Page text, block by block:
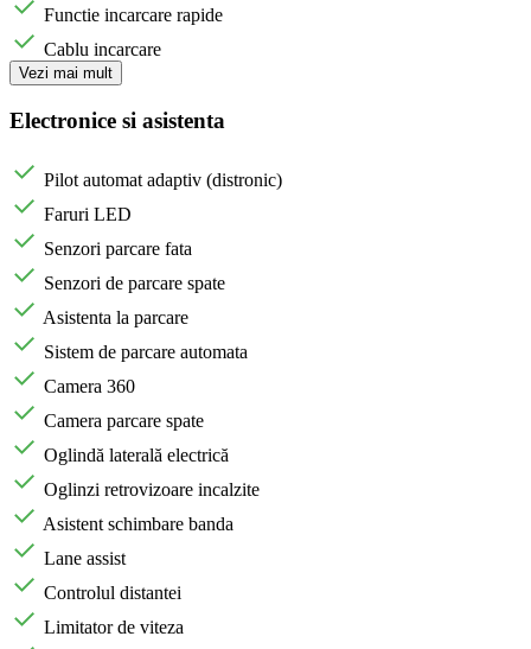
Functie incarcare rapide
Cablu incarcare
Vezi mai mult
Electronice si asistenta
Pilot automat adaptiv (distronic)
Faruri LED
Senzori parcare fata
Senzori de parcare spate
Asistenta la parcare
Sistem de parcare automata
Camera 360
Camera parcare spate
Oglindă laterală electrică
Oglinzi retrovizoare incalzite
Asistent schimbare banda
Lane assist
Controlul distantei
Limitator de viteza